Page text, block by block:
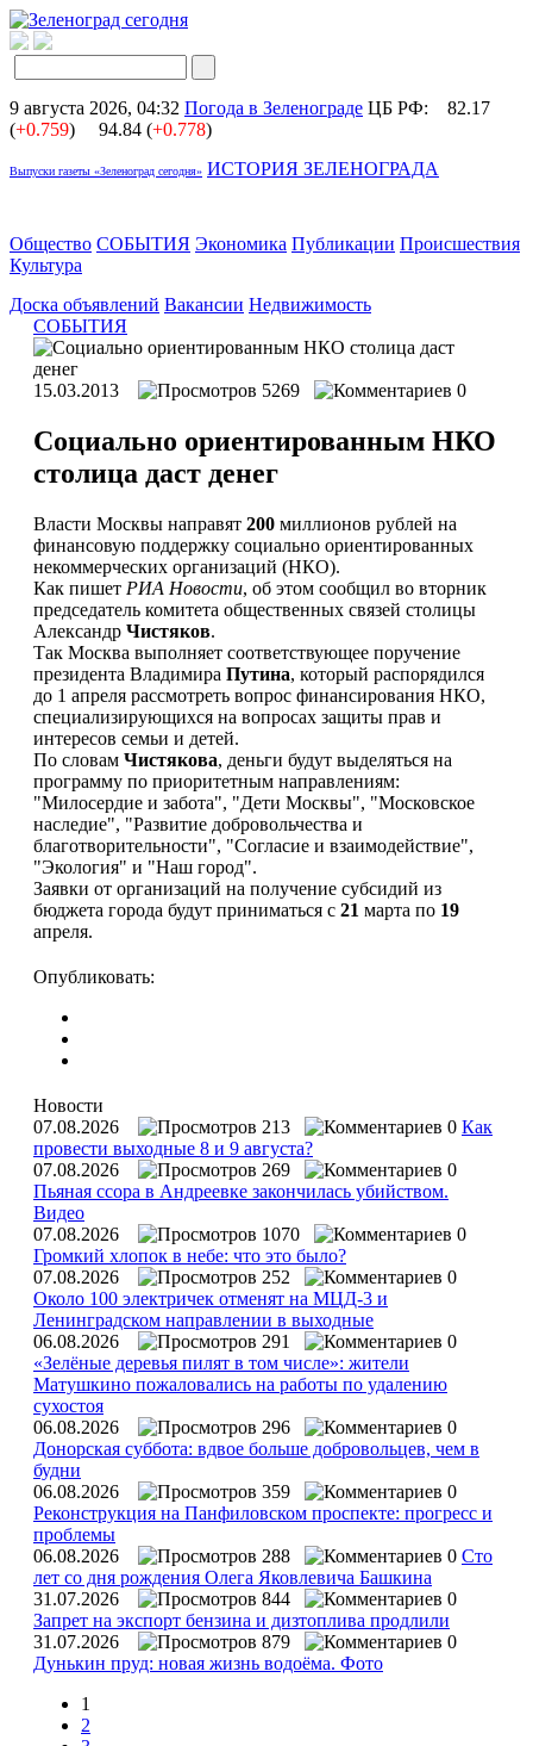
9 августа 2026, 04:32 Погода в Зеленограде ЦБ РФ:
82.17
(+0.759) 94.84 (+0.778)
Выпуски газеты «Зеленоград сегодня» ИСТОРИЯ ЗЕЛЕНОГРАДА
Общество СОБЫТИЯ Экономика Публикации Происшествия
Культура
Доска объявлений Вакансии Недвижимость
СОБЫТИЯ
15.03.2013 5269 0
Социально ориентированным НКО
столица даст денег
Власти Москвы направят 200 миллионов рублей на
финансовую поддержку социально ориентированных
некоммерческих организаций (НКО).
Как пишет РИА Новости, об этом сообщил во вторник
председатель комитета общественных связей столицы
Александр Чистяков.
Так Москва выполняет соответствующее поручение
президента Владимира Путина, который распорядился
до 1 апреля рассмотреть вопрос финансирования НКО,
специализирующихся на вопросах защиты прав и
интересов семьи и детей.
По словам Чистякова, деньги будут выделяться на
программу по приоритетным направлениям:
"Милосердие и забота", "Дети Москвы", "Московское
наследие", "Развитие добровольчества и
благотворительности", "Согласие и взаимодействие",
"Экология" и "Наш город".
Заявки от организаций на получение субсидий из
бюджета города будут приниматься с 21 марта по 19
апреля.
Опубликовать:
Новости
07.08.2026
213 0 Как
провести выходные 8 и 9 августа?
07.08.2026
269
0
Пьяная ссора в Андреевке закончилась убийством.
Видео
07.08.2026
1070
0
Громкий хлопок в небе: что это было?
07.08.2026
252
0
Около 100 электричек отменят на МЦД-3 и
Ленинградском направлении в выходные
06.08.2026
291
0
«Зелёные деревья пилят в том числе»: жители
Матушкино пожаловались на работы по удалению
сухостоя
06.08.2026
296
0
Донорская суббота: вдвое больше добровольцев, чем в
будни
06.08.2026
359
0
Реконструкция на Панфиловском проспекте: прогресс и
проблемы
06.08.2026
288 0 Сто
лет со дня рождения Олега Яковлевича Башкина
31.07.2026
844
0
Запрет на экспорт бензина и дизтоплива продлили
31.07.2026
879
0
Дунькин пруд: новая жизнь водоёма. Фото
1
2